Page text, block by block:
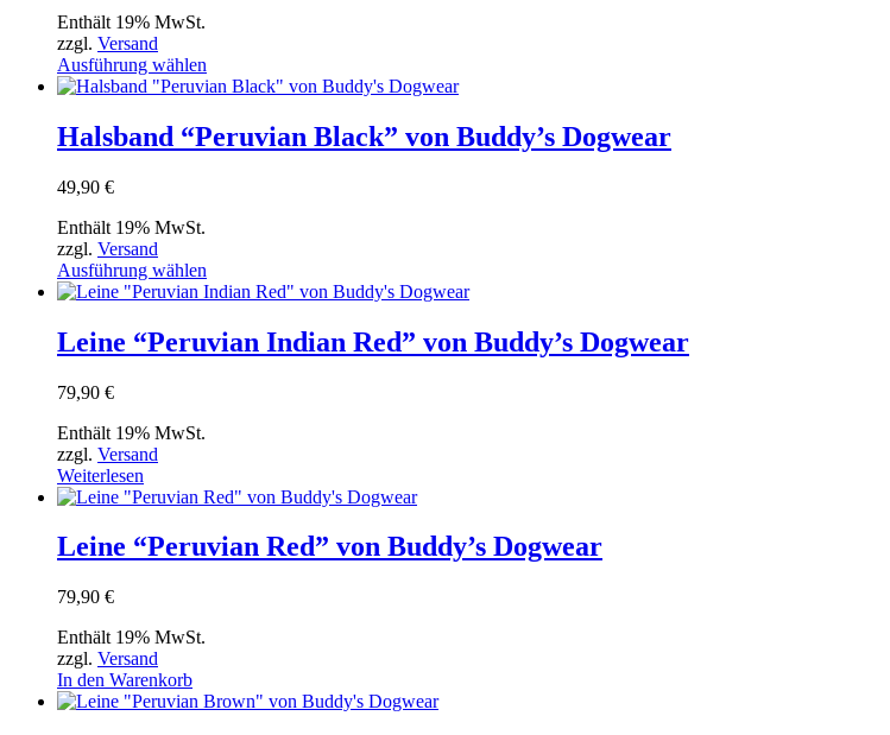
der
Produktseite
werden
Enthält 19% MwSt.
zzgl. Versand
Ausführung wählen
Produkt
mehrere
Varianten
der
Produktseite
werden
Halsband “Peruvian Black” von Buddy’s Dogwear
49,90 €
Enthält 19% MwSt.
zzgl. Versand
Ausführung wählen
Produkt
mehrere
Varianten
Produktseite
werden
Leine “Peruvian Indian Red” von Buddy’s Dogwear
79,90 €
Enthält 19% MwSt.
zzgl. Versand
Weiterlesen
Leine “Peruvian Red” von Buddy’s Dogwear
79,90 €
Enthält 19% MwSt.
zzgl. Versand
In den Warenkorb